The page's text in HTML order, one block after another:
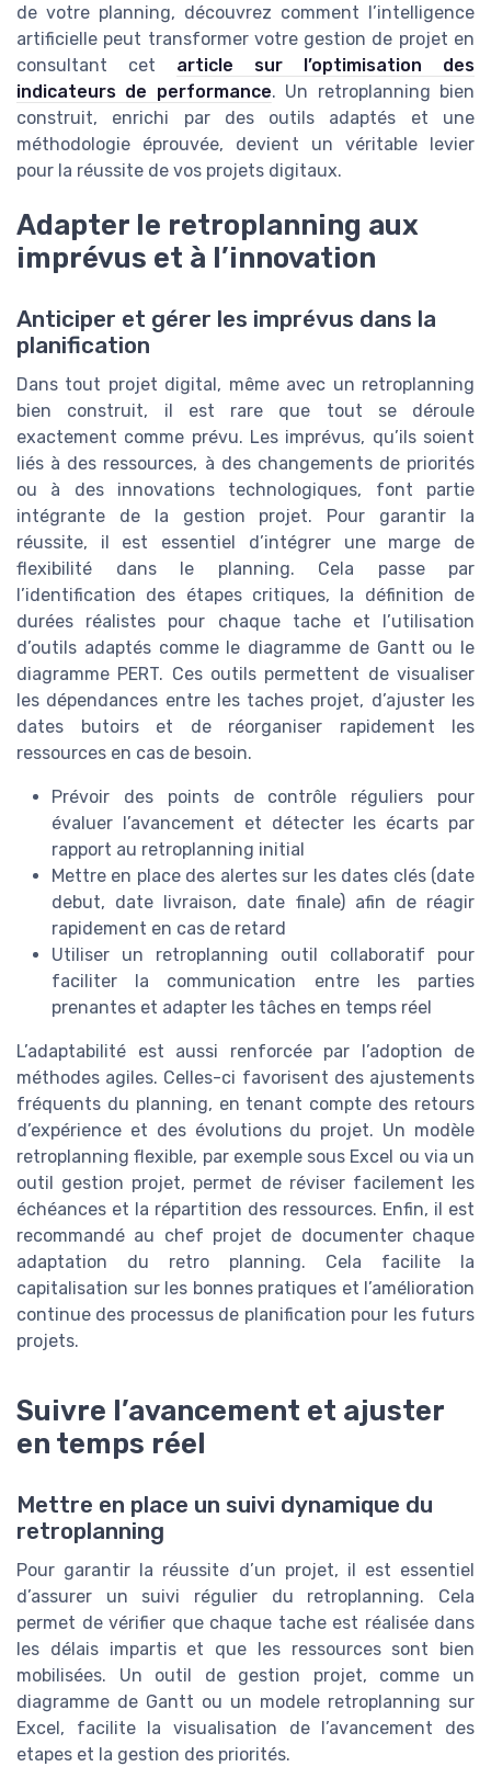
de votre planning, découvrez comment l’intelligence
artificielle peut transformer votre gestion de projet en
consultant cet article sur l’optimisation des
indicateurs de performance. Un retroplanning bien
construit, enrichi par des outils adaptés et une
méthodologie éprouvée, devient un véritable levier
pour la réussite de vos projets digitaux.
Adapter le retroplanning aux
imprévus et à l’innovation
Anticiper et gérer les imprévus dans la
planification
Dans tout projet digital, même avec un retroplanning
bien construit, il est rare que tout se déroule
exactement comme prévu. Les imprévus, qu’ils soient
liés à des ressources, à des changements de priorités
ou à des innovations technologiques, font partie
intégrante de la gestion projet. Pour garantir la
réussite, il est essentiel d’intégrer une marge de
flexibilité dans le planning. Cela passe par
l’identification des étapes critiques, la définition de
durées réalistes pour chaque tache et l’utilisation
d’outils adaptés comme le diagramme de Gantt ou le
diagramme PERT. Ces outils permettent de visualiser
les dépendances entre les taches projet, d’ajuster les
dates butoirs et de réorganiser rapidement les
ressources en cas de besoin.
Prévoir des points de contrôle réguliers pour
évaluer l’avancement et détecter les écarts par
rapport au retroplanning initial
Mettre en place des alertes sur les dates clés (date
debut, date livraison, date finale) afin de réagir
rapidement en cas de retard
Utiliser un retroplanning outil collaboratif pour
faciliter la communication entre les parties
prenantes et adapter les tâches en temps réel
L’adaptabilité est aussi renforcée par l’adoption de
méthodes agiles. Celles-ci favorisent des ajustements
fréquents du planning, en tenant compte des retours
d’expérience et des évolutions du projet. Un modèle
retroplanning flexible, par exemple sous Excel ou via un
outil gestion projet, permet de réviser facilement les
échéances et la répartition des ressources. Enfin, il est
recommandé au chef projet de documenter chaque
adaptation du retro planning. Cela facilite la
capitalisation sur les bonnes pratiques et l’amélioration
continue des processus de planification pour les futurs
projets.
Suivre l’avancement et ajuster
en temps réel
Mettre en place un suivi dynamique du
retroplanning
Pour garantir la réussite d’un projet, il est essentiel
d’assurer un suivi régulier du retroplanning. Cela
permet de vérifier que chaque tache est réalisée dans
les délais impartis et que les ressources sont bien
mobilisées. Un outil de gestion projet, comme un
diagramme de Gantt ou un modele retroplanning sur
Excel, facilite la visualisation de l’avancement des
etapes et la gestion des priorités.